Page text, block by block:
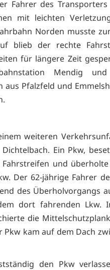
Fahrer des
mit leichten
Norden musste
blieb der rechte
für längere Zeit
Mendig
Pfalzfeld und
weiteren
Ein Pkw,
und
Der 62-jährige Fahrer
des Überholvorgangs
dort fahrenden Lkw.
die
kam auf dem Dach
den Pkw